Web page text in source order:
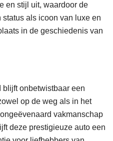
en stijl uit, waardoor de
als icoon van luxe en
in de geschiedenis van
onbetwistbaar een
op de weg als in het
vakmanschap
deze prestigieuze auto een